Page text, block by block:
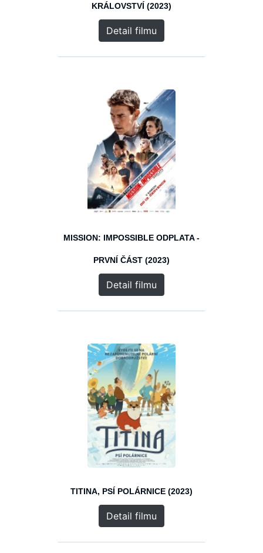
KRÁLOVSTVÍ (2023)
Detail filmu
MISSION: IMPOSSIBLE ODPLATA -
PRVNÍ ČÁST (2023)
Detail filmu
TITINA, PSÍ POLÁRNICE (2023)
Detail filmu